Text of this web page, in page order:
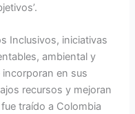
Inclusivos, iniciativas
ambiental y
en sus
recursos y mejoran
traído a Colombia